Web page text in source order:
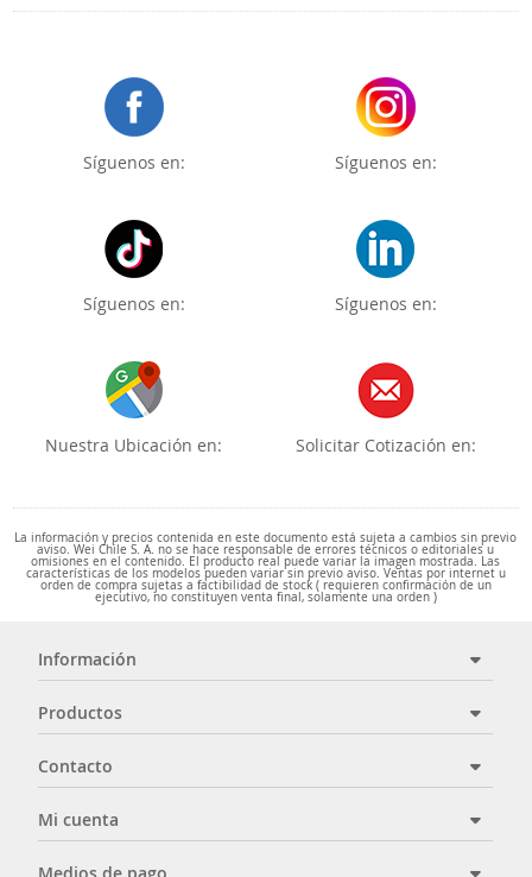
Síguenos en: Síguenos en:
Síguenos en: Síguenos en:
Nuestra Ubicación en: Solicitar Cotización en:
La información y precios contenida en este documento está sujeta a cambios sin previo
aviso. Wei Chile S. A. no se hace responsable de errores técnicos o editoriales u
omisiones en el contenido. El producto real puede variar la imagen mostrada. Las
características de los modelos pueden variar sin previo aviso. Ventas por internet u
orden de compra sujetas a factibilidad de stock ( requieren confirmación de un
ejecutivo, no constituyen venta final, solamente una orden )
Información
Productos
Contacto
Mi cuenta
Medios de pago